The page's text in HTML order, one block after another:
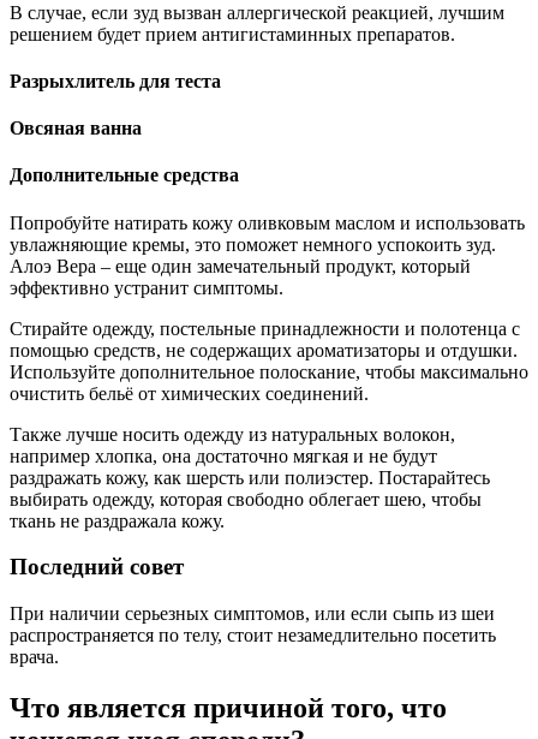
В случае, если зуд вызван аллергической реакцией, лучшим
решением будет прием антигистаминных препаратов.
Разрыхлитель для теста
Овсяная ванна
Дополнительные средства
Попробуйте натирать кожу оливковым маслом и использовать
увлажняющие кремы, это поможет немного успокоить зуд.
Алоэ Вера – еще один замечательный продукт, который
эффективно устранит симптомы.
Стирайте одежду, постельные принадлежности и полотенца с
помощью средств, не содержащих ароматизаторы и отдушки.
Используйте дополнительное полоскание, чтобы максимально
очистить бельё от химических соединений.
Также лучше носить одежду из натуральных волокон,
например хлопка, она достаточно мягкая и не будут
раздражать кожу, как шерсть или полиэстер. Постарайтесь
выбирать одежду, которая свободно облегает шею, чтобы
ткань не раздражала кожу.
Последний совет
При наличии серьезных симптомов, или если сыпь из шеи
распространяется по телу, стоит незамедлительно посетить
врача.
Что является причиной того, что